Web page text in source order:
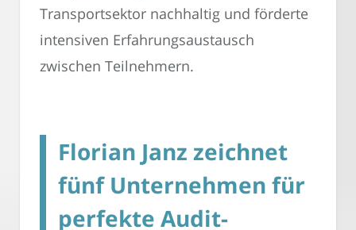
Transportsektor nachhaltig und förderte
intensiven Erfahrungsaustausch
zwischen Teilnehmern.
Florian Janz zeichnet
fünf Unternehmen für
perfekte Audit-